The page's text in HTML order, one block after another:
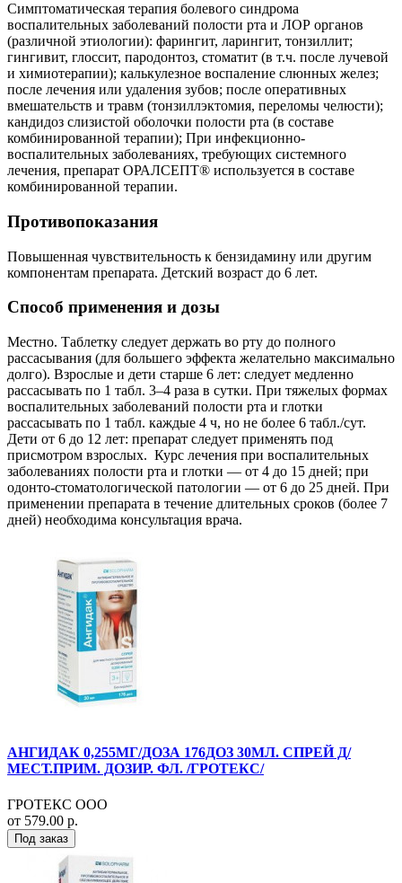
Симптоматическая терапия болевого синдрома
воспалительных заболеваний полости рта и ЛОР органов
(различной этиологии): фарингит, ларингит, тонзиллит;
гингивит, глоссит, пародонтоз, стоматит (в т.ч. после лучевой
и химиотерапии); калькулезное воспаление слюнных желез;
после лечения или удаления зубов; после оперативных
вмешательств и травм (тонзиллэктомия, переломы челюсти);
кандидоз слизистой оболочки полости рта (в составе
комбинированной терапии); При инфекционно-
воспалительных заболеваниях, требующих системного
лечения, препарат ОРАЛСЕПТ® используется в составе
комбинированной терапии.
Противопоказания
Повышенная чувствительность к бензидамину или другим
компонентам препарата. Детский возраст до 6 лет.
Способ применения и дозы
Местно. Таблетку следует держать во рту до полного
рассасывания (для большего эффекта желательно максимально
долго). Взрослые и дети старше 6 лет: следует медленно
рассасывать по 1 табл. 3–4 раза в сутки. При тяжелых формах
воспалительных заболеваний полости рта и глотки
рассасывать по 1 табл. каждые 4 ч, но не более 6 табл./сут.
Дети от 6 до 12 лет: препарат следует применять под
присмотром взрослых. Курс лечения при воспалительных
заболеваниях полости рта и глотки — от 4 до 15 дней; при
одонто-стоматологической патологии — от 6 до 25 дней. При
применении препарата в течение длительных сроков (более 7
дней) необходима консультация врача.
АНГИДАК 0,255МГ/ДОЗА 176ДОЗ 30МЛ. СПРЕЙ Д/
МЕСТ.ПРИМ. ДОЗИР. ФЛ. /ГРОТЕКС/
ГРОТЕКС ООО
от 579.00 р.
Под заказ